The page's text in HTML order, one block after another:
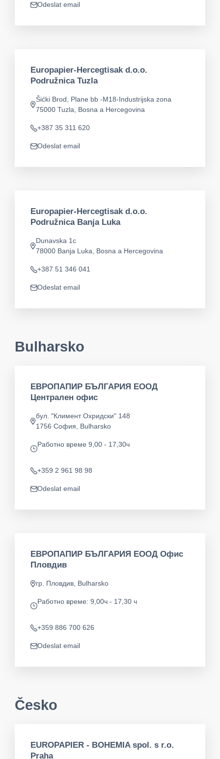
app.mail
Odeslat email
Europapier-Hercegtisak d.o.o.
Podružnica Tuzla
Adresa
Šićki Brod, Plane bb -M18-Industrijska zona
75000 Tuzla, Bosna a Hercegovina
Telefon
+387 35 311 620
app.mail
Odeslat email
Europapier-Hercegtisak d.o.o.
Podružnica Banja Luka
Adresa
Dunavska 1c
78000 Banja Luka, Bosna a Hercegovina
Telefon
+387 51 346 041
app.mail
Odeslat email
Bulharsko
ЕВРОПАПИР БЪЛГАРИЯ ЕООД
Централен офис
Adresa
бул. "Климент Охридски" 148
1756 София, Bulharsko
app.opening-times
Pаботно време 9,00 - 17,30ч
Telefon
+359 2 961 98 98
app.mail
Odeslat email
ЕВРОПАПИР БЪЛГАРИЯ ЕООД Офис
Пловдив
Adresa
гр. Пловдив, Bulharsko
app.opening-times
Работно време: 9,00ч - 17,30 ч
Telefon
+359 886 700 626
app.mail
Odeslat email
Česko
EUROPAPIER - BOHEMIA spol. s r.o.
Praha